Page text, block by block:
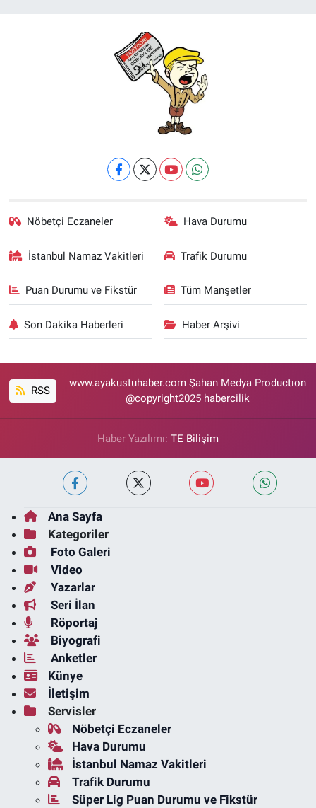
Nöbetçi Eczaneler Hava Durumu
İstanbul Namaz Vakitleri Trafik Durumu
Puan Durumu ve Fikstür Tüm Manşetler
Son Dakika Haberleri Haber Arşivi
RSS
www.ayakustuhaber.com Şahan Medya Productıon
@copyright2025 habercilik
Haber Yazılımı: TE Bilişim
Ana Sayfa
Kategoriler
Foto Galeri
Video
Yazarlar
Seri İlan
Röportaj
Biyografi
Anketler
Künye
İletişim
Servisler
Nöbetçi Eczaneler
Hava Durumu
İstanbul Namaz Vakitleri
Trafik Durumu
Süper Lig Puan Durumu ve Fikstür